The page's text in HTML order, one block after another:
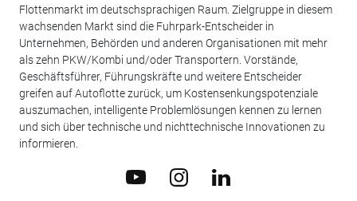
Flottenmarkt im deutschsprachigen Raum. Zielgruppe in diesem
wachsenden Markt sind die Fuhrpark-Entscheider in
Unternehmen, Behörden und anderen Organisationen mit mehr
als zehn PKW/Kombi und/oder Transportern. Vorstände,
Geschäftsführer, Führungskräfte und weitere Entscheider
greifen auf Autoflotte zurück, um Kostensenkungspotenziale
auszumachen, intelligente Problemlösungen kennen zu lernen
und sich über technische und nichttechnische Innovationen zu
informieren.